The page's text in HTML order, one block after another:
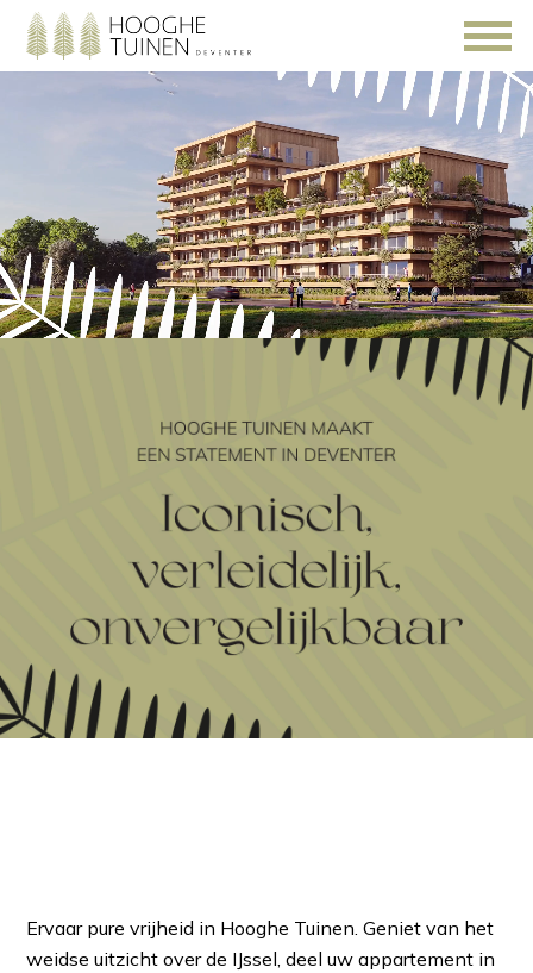
Ervaar pure vrijheid in Hooghe Tuinen. Geniet van het
weidse uitzicht over de IJssel, deel uw appartement in